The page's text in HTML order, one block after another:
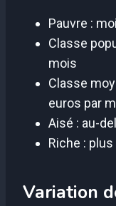
Pauvre :
Classe
mois
Classe
euros par
Aisé : au-
Riche :
Variation